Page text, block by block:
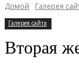
Домой Галерея
Галерея сайта
Вторая